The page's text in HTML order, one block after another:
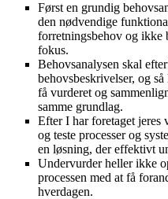
Først en grundig
den nødvendige
forretningsbehov og ikke
fokus.
Behovsanalysen skal
behovsbeskrivelser, og
få vurderet og
samme grundlag.
Efter I har foretaget jeres
og teste processer og
en løsning, der effektivt
Undervurder heller ikke
processen med at få
hverdagen.